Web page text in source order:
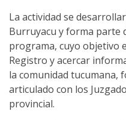
La actividad se
Burruyacu y forma parte
programa, cuyo objetivo
Registro y acercar
la comunidad tucumana,
articulado con los
provincial.